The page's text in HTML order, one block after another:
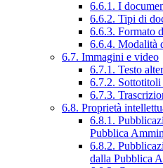
6.6.1. I
6.6.2. Tipi di
6.6.3. Formato
6.6.4. Modalità
6.7. Immagini e video
6.7.1. Testo
6.7.2.
6.7.3.
6.8. Proprietà
6.8.1.
Pubblica
6.8.2.
dalla Pubblica